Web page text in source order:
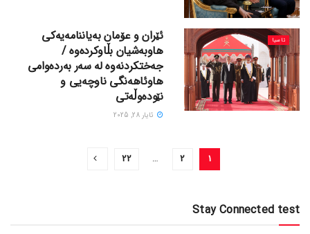
ئاسیا
ئێران و عۆمان بەیاننامەیەکی
هاوبەشیان بڵاوکردەوە /
جەختکردنەوە لە سەر بەردەوامی
هاوئاهەنگی ناوچەیی و
نێودەوڵەتی
ئایار 28, 2025
1
2
…
22
Stay Connected test